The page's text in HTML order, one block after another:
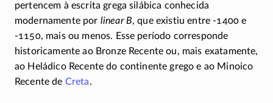
pertencem à escrita grega silábica conhecida
modernamente por linear B, que existiu entre -1400 e
-1150, mais ou menos. Esse período corresponde
historicamente ao Bronze Recente ou, mais exatamente,
ao Heládico Recente do continente grego e ao Minoico
Recente de Creta.